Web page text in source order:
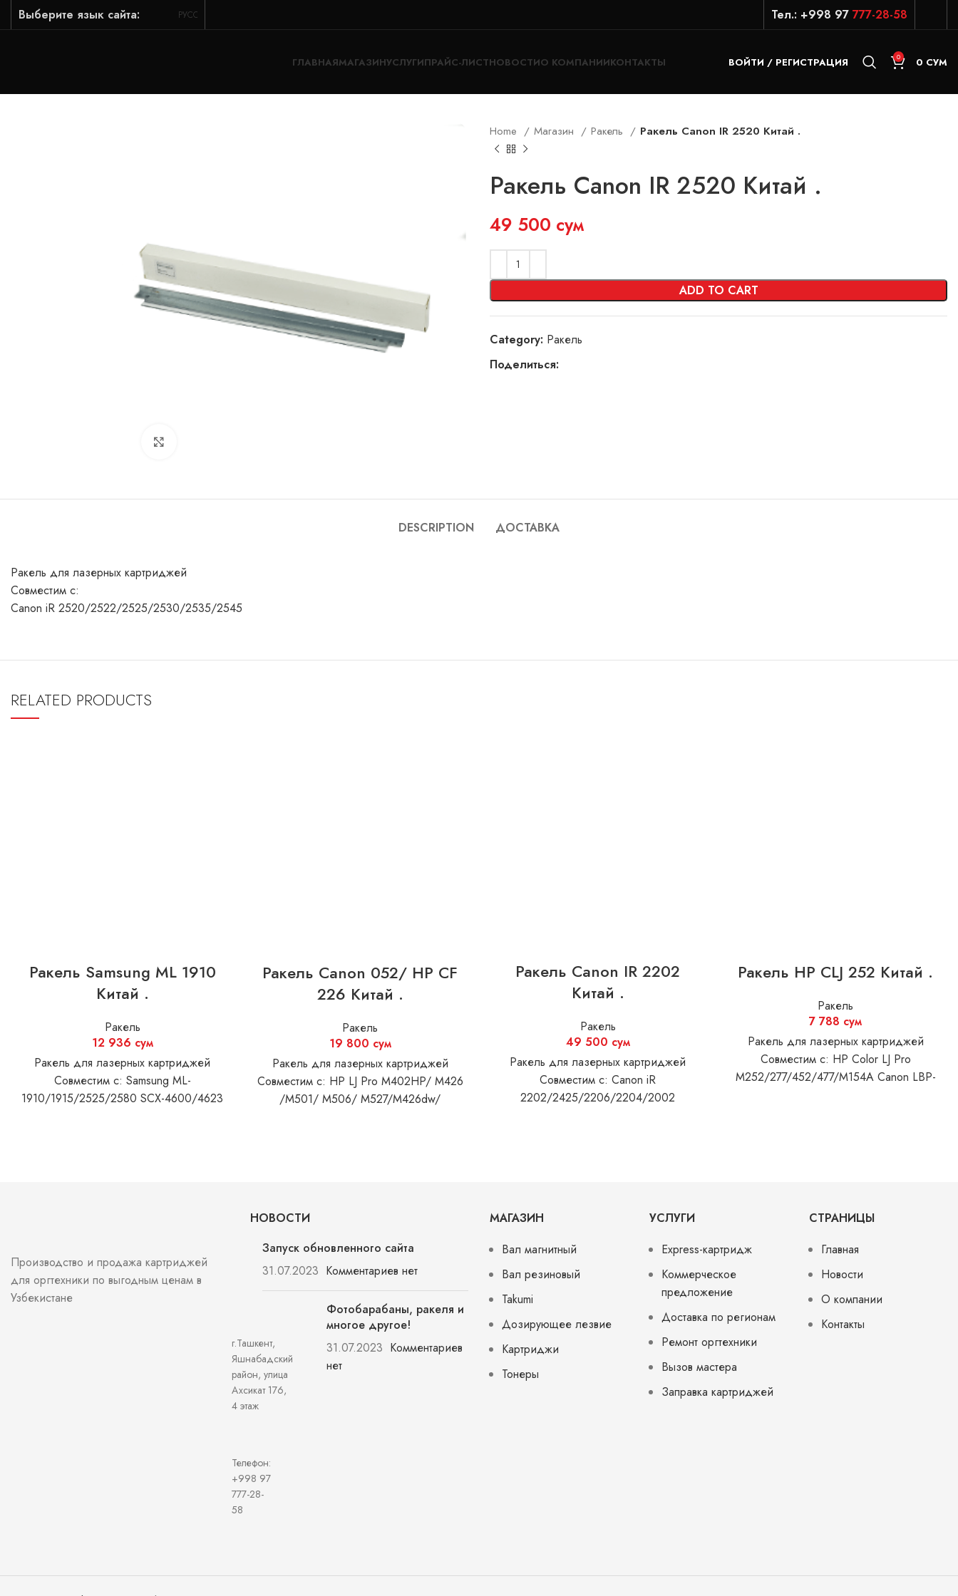
Выберите язык сайта: РУССКИЙ Тел.: +998 97 777-28-58
ГЛАВНАЯМАГАЗИНУСЛУГИПРАЙС-ЛИСТНОВОСТИО КОМПАНИИКОНТАКТЫ ВОЙТИ / РЕГИСТРАЦИЯ 0 0 СУМ
Home Магазин Ракель Ракель Canon IR 2520 Китай .
Ракель Canon IR 2520 Китай .
49 500 сум
ADD TO CART
Category: Ракель
Поделиться:
DESCRIPTION ДОСТАВКА
Ракель для лазерных картриджей
Совместим с:
Canon iR 2520/2522/2525/2530/2535/2545
RELATED PRODUCTS
Ракель Samsung ML 1910
Китай .
Ракель
12 936 сум
Ракель для лазерных картриджей
Совместим с: Samsung ML-
1910/1915/2525/2580 SCX-4600/4623
Ракель Canon 052/ HP CF
226 Китай .
Ракель
19 800 сум
Ракель для лазерных картриджей
Совместим с: HP LJ Pro M402HP/ M426
/M501/ M506/ M527/M426dw/
Ракель Canon IR 2202
Китай .
Ракель
49 500 сум
Ракель для лазерных картриджей
Совместим с: Canon iR
2202/2425/2206/2204/2002
Ракель HP CLJ 252 Китай .
Ракель
7 788 сум
Ракель для лазерных картриджей
Совместим с: HP Color LJ Pro
M252/277/452/477/M154A Canon LBP-
Производство и продажа картриджей
для оргтехники по выгодным ценам в
Узбекистане
г.Ташкент,
Яшнабадский
район, улица
Ахсикат 176,
4 этаж
Телефон:
+998 97
777-28-
58
НОВОСТИ
Запуск обновленного сайта
31.07.2023 Комментариев нет
Фотобарабаны, ракеля и
многое другое!
31.07.2023 Комментариев
нет
МАГАЗИН
Вал магнитный
Вал резиновый
Takumi
Дозирующее лезвие
Картриджи
Тонеры
УСЛУГИ
Express-картридж
Коммерческое
предложение
Доставка по регионам
Ремонт оргтехники
Вызов мастера
Заправка картриджей
СТРАНИЦЫ
Главная
Новости
О компании
Контакты